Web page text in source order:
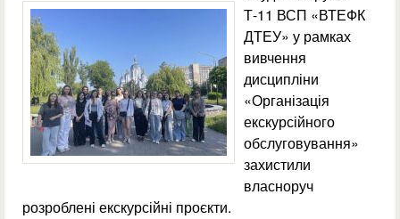
Т-11 ВСП «ВТЕФК
ДТЕУ» у рамках
вивчення
дисципліни
«Організація
екскурсійного
обслуговування»
захистили
власноруч
розроблені екскурсійні проєкти.